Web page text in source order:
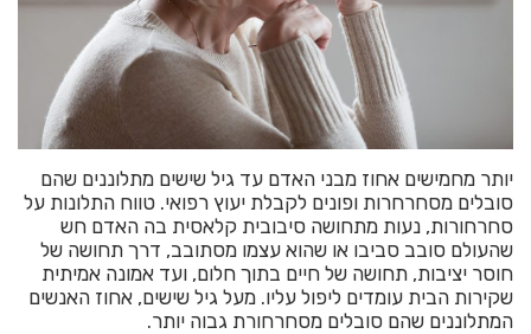
יותר מחמישים אחוז מבני האדם עד גיל שישים מתלוננים שהם
סובלים מסחרחרות ופונים לקבלת יעוץ רפואי. טווח התלונות על
סחרחורות, נעות מתחושה סיבובית קלאסית בה האדם חש
שהעולם סובב סביבו או שהוא עצמו מסתובב, דרך תחושה של
חוסר יציבות, תחושה של חיים בתוך חלום, ועד אמונה אמיתית
שקירות הבית עומדים ליפול עליו. מעל גיל שישים, אחוז האנשים
המתלוננים שהם סובלים מסחרחורת גבוה יותר.